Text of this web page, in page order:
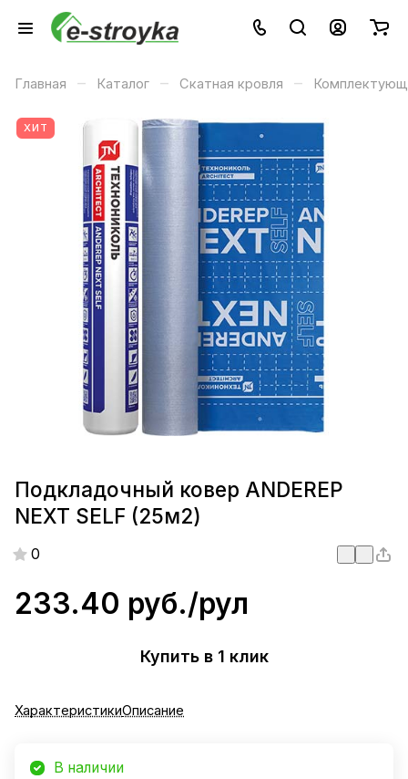
Главная – Каталог – Скатная кровля –
ХИТ
Подкладочный ковер ANDEREP
NEXT SELF (25м2)
0
233.40 руб./рул
Купить в 1 клик
ХарактеристикиОписание
В наличии